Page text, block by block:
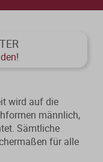
wird auf die
männlich,
Sämtliche
für alle